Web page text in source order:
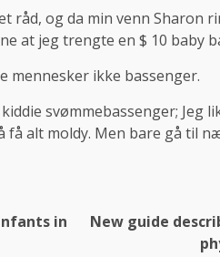
råd, og da min venn Sharon
at jeg trengte en $ 10 baby
mennesker ikke bassenger.
svømmebassenger; Jeg
alt moldy. Men bare gå til
in
New guide